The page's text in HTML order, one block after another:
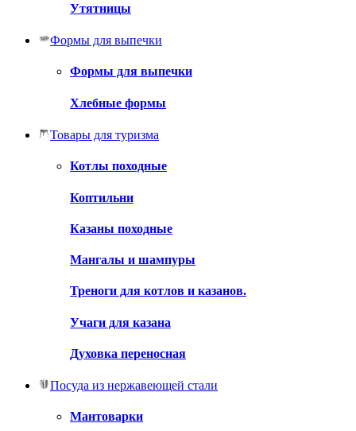
Утятницы
Формы для выпечки
Формы для выпечки
Хлебные формы
Товары для туризма
Котлы походные
Коптильни
Казаны походные
Мангалы и шампуры
Треноги для котлов и казанов.
Учаги для казана
Духовка переносная
Посуда из нержавеющей стали
Мантоварки